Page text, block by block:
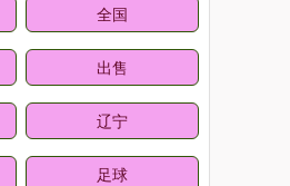
全国
出售
辽宁
足球